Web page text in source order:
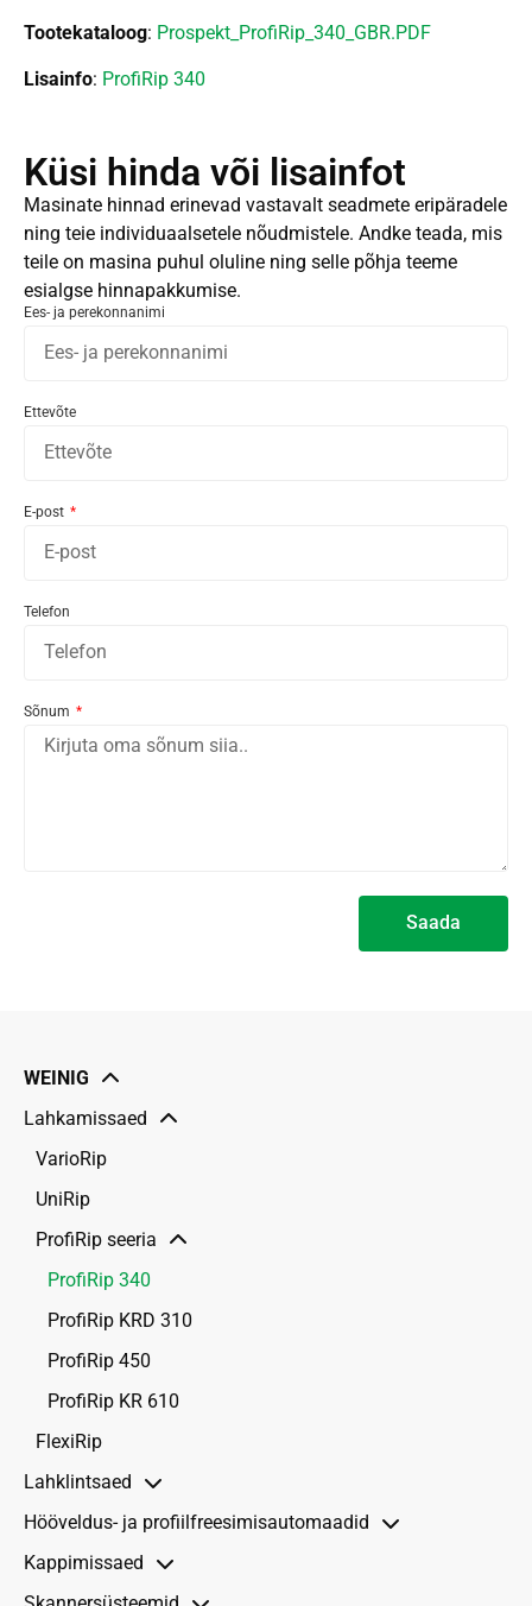
WEINIG
Lahkamissaed
VarioRip
UniRip
ProfiRip seeria
ProfiRip 340
ProfiRip KRD 310
ProfiRip 450
ProfiRip KR 610
FlexiRip
Lahklintsaed
VarioSplit 900
ProfiSplit 1100
Hööveldus- ja profiil­freesimis­automaadid
Cube 3
Kappimissaed
Tootekataloog: Prospekt_ProfiRip_340_GBR.PDF
Lisainfo: ProfiRip 340
Küsi hinda või lisainfot
Masinate hinnad erinevad vastavalt seadmete eripäradele
ning teie individuaalsetele nõudmistele. Andke teada, mis
teile on masina puhul oluline ning selle põhja teeme
esialgse hinnapakkumise.
Ees- ja perekonnanimi
Ettevõte
E-post
Telefon
Sõnum
Saada